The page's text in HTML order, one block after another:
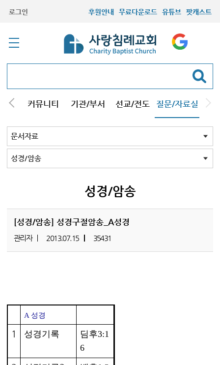
로그인 후원안내 무료다운로드 유튜브 팟캐스트
럼 커뮤니티 기관/부서 선교/전도 질문/자료실
교회Q&A
문서자료
설교자료
기타자료
서창캠퍼스
문서자료 전체
강해pdf
도표및지도
성경/암송
성경/암송
[성경/암송] 성경구절암송_A성경
관리자 2013.07.15 35431
A 성경
1 성경기록
딤후3:1
6